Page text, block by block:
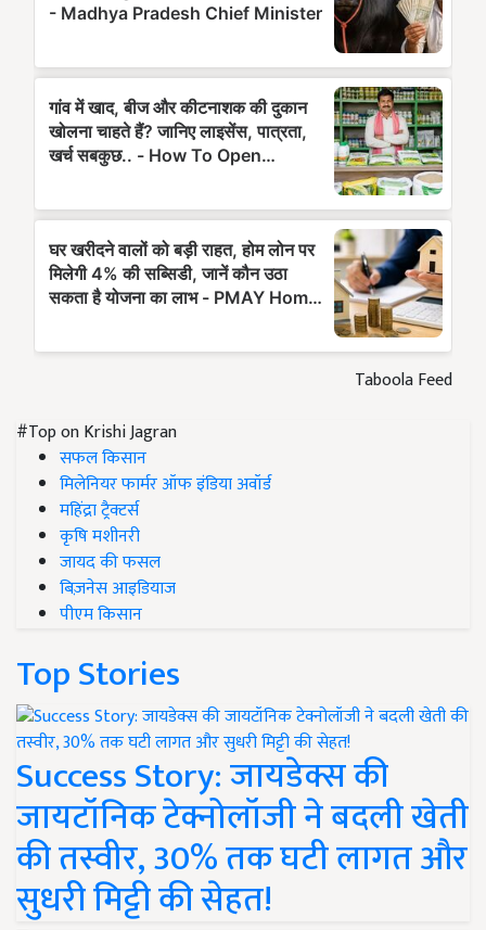
Taboola Feed
#Top on Krishi Jagran
सफल किसान
मिलेनियर फार्मर ऑफ इंडिया अवॉर्ड
महिंद्रा ट्रैक्टर्स
कृषि मशीनरी
जायद की फसल
बिज़नेस आइडियाज
पीएम किसान
Top Stories
Success Story: जायडेक्स की
जायटॉनिक टेक्नोलॉजी ने बदली खेती
की तस्वीर, 30% तक घटी लागत और
सुधरी मिट्टी की सेहत!